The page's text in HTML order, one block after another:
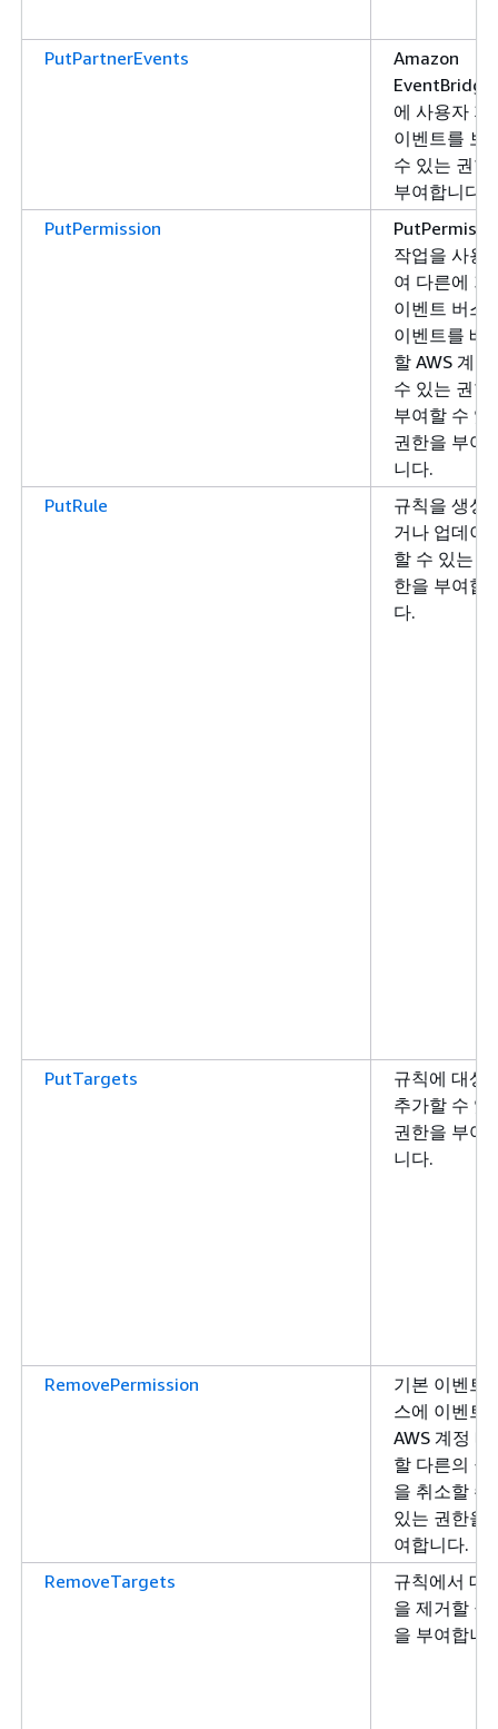
PutPartnerEvents
Amazon
EventBridge
에 사용자 지
이벤트를 보
수 있는 권한
부여합니다.
PutPermission
작업을 사용
여 다른에 기
이벤트 버스
이벤트를 배
할 AWS 계정
수 있는 권한
부여할 수 있
권한을 부여
니다.
PutRule
규칙을 생성
거나 업데이
할 수 있는 권
한을 부여합
다.
PutTargets
규칙에 대상
추가할 수 있
권한을 부여
니다.
RemovePermission
기본 이벤트
스에 이벤트
AWS 계정 배
할 다른의 권
을 취소할 수
있는 권한을
여합니다.
RemoveTargets
규칙에서 대
을 제거할 권
을 부여합니